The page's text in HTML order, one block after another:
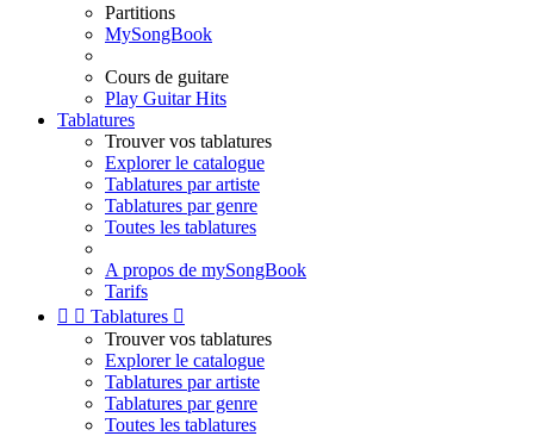
Partitions
MySongBook
Cours de guitare
Play Guitar Hits
Tablatures
Trouver vos tablatures
Explorer le catalogue
Tablatures par artiste
Tablatures par genre
Toutes les tablatures
A propos de mySongBook
Tarifs
  Tablatures 
Trouver vos tablatures
Explorer le catalogue
Tablatures par artiste
Tablatures par genre
Toutes les tablatures